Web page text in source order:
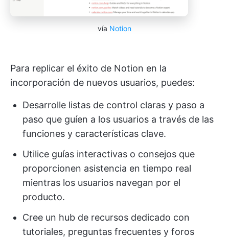
vía Notion
Para replicar el éxito de Notion en la
incorporación de nuevos usuarios, puedes:
Desarrolle listas de control claras y paso a
paso que guíen a los usuarios a través de las
funciones y características clave.
Utilice guías interactivas o consejos que
proporcionen asistencia en tiempo real
mientras los usuarios navegan por el
producto.
Cree un hub de recursos dedicado con
tutoriales, preguntas frecuentes y foros